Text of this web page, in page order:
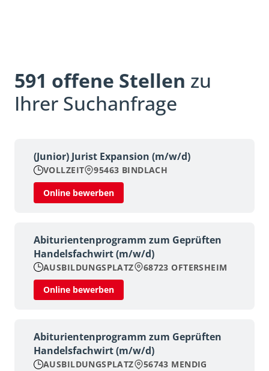
591 offene Stellen zu
Ihrer Suchanfrage
(Junior) Jurist Expansion (m/w/d)
VOLLZEIT
95463 BINDLACH
Online bewerben
Abiturientenprogramm zum Geprüften
Handelsfachwirt (m/w/d)
AUSBILDUNGSPLATZ
68723 OFTERSHEIM
Online bewerben
Abiturientenprogramm zum Geprüften
Handelsfachwirt (m/w/d)
AUSBILDUNGSPLATZ
56743 MENDIG